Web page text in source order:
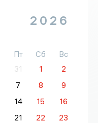
2026
Пт Сб
Вс
31 1
2
7 8
9
14 15
16
21 22
23